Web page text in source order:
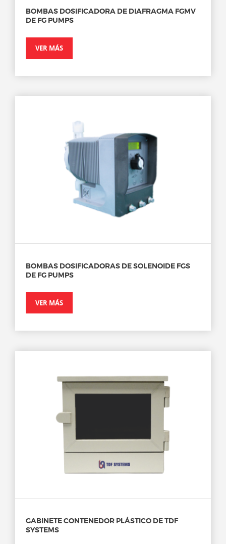
BOMBAS DOSIFICADORA DE DIAFRAGMA FGMV
DE FG PUMPS
VER MÁS
BOMBAS DOSIFICADORAS DE SOLENOIDE FGS
DE FG PUMPS
VER MÁS
GABINETE CONTENEDOR PLÁSTICO DE TDF
SYSTEMS